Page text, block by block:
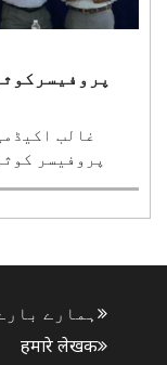
غالب
ہمارے
हमारे लेखक